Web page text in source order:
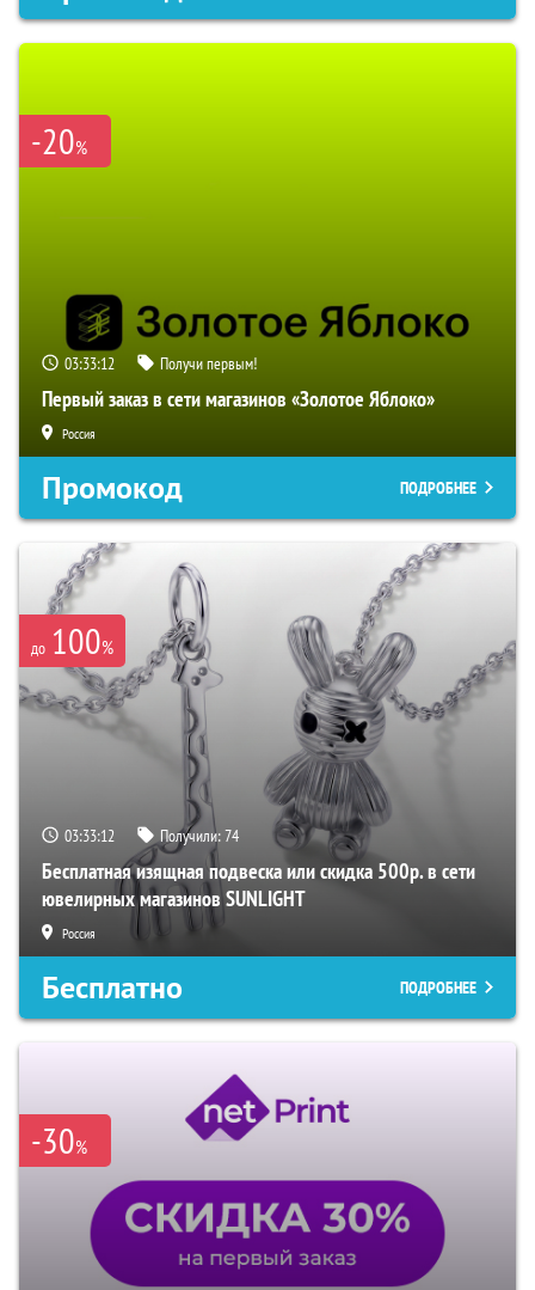
-20%
03:33:12 Получи первым!
Первый заказ в сети магазинов «Золотое Яблоко»
Россия
Промокод ПОДРОБНЕЕ
до 100%
03:33:12 Получили:74
Бесплатная изящная подвеска или скидка 500р. в сети
ювелирных магазинов SUNLIGHT
Россия
Бесплатно ПОДРОБНЕЕ
-30%